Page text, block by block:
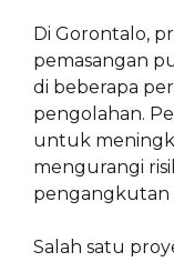
Di Gorontalo,
pemasangan
di beberapa
pengolahan.
untuk
mengurangi
pengangkutan
Salah satu